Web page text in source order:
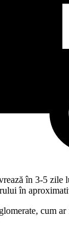
în 3-5 zile
în
cum